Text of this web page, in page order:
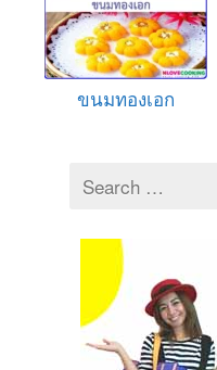
ขนมทองเอก
Search
for